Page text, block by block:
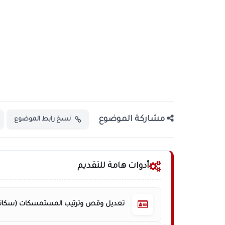
مشاركة الموضوع نسخ رابط الموضوع
أدوات هامة للتقديم
تعديل وقص وترتيب المستمسكات